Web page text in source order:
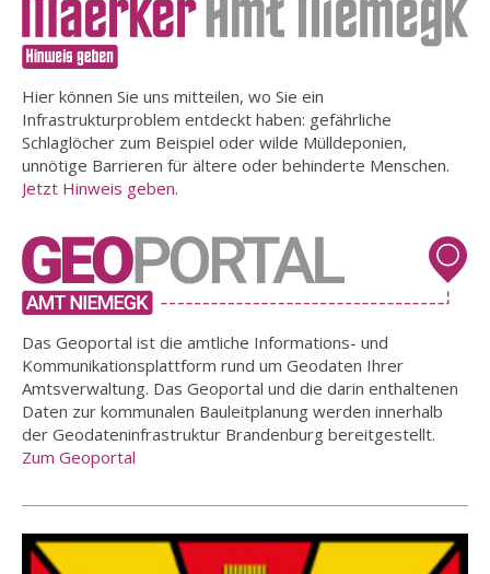
Hier können Sie uns mitteilen, wo Sie ein
Infrastrukturproblem entdeckt haben: gefährliche
Schlaglöcher zum Beispiel oder wilde Mülldeponien,
unnötige Barrieren für ältere oder behinderte Menschen.
Jetzt Hinweis geben.
Das Geoportal ist die amtliche Informations- und
Kommunikationsplattform rund um Geodaten Ihrer
Amtsverwaltung. Das Geoportal und die darin enthaltenen
Daten zur kommunalen Bauleitplanung werden innerhalb
der Geodateninfrastruktur Brandenburg bereitgestellt.
Zum Geoportal